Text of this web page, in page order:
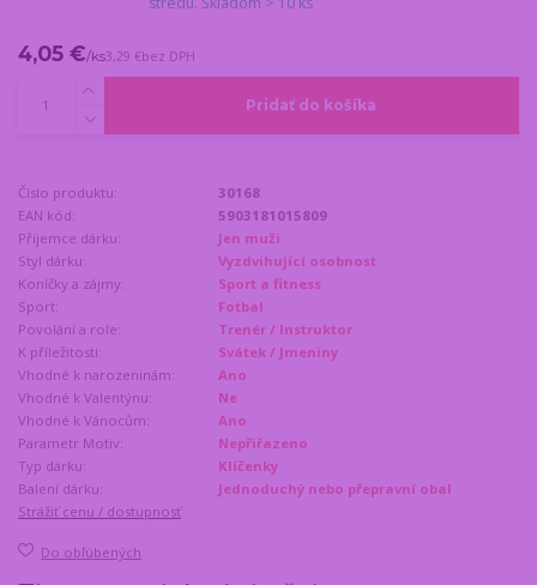
4,05 €/ks3,29 €bez DPH
Pridať do košíka
Číslo produktu:
30168
EAN kód:
5903181015809
Příjemce dárku:
Jen muži
Styl dárku:
Vyzdvihující osobnost
Koníčky a zájmy:
Sport a fitness
Sport:
Fotbal
Povolání a role:
Trenér / Instruktor
K příležitosti:
Svátek / Jmeniny
Vhodné k narozeninám:
Ano
Vhodné k Valentýnu:
Ne
Vhodné k Vánocům:
Ano
Parametr Motiv:
Nepřiřazeno
Typ dárku:
Klíčenky
Balení dárku:
Jednoduchý nebo přepravní obal
Strážiť cenu / dostupnosť
Do obľúbených